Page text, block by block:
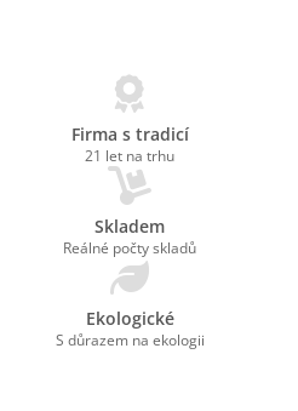
Firma s tradicí
21 let na trhu
Skladem
Reálné počty skladů
Ekologické
S důrazem na ekologii